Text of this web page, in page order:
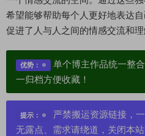
希望能够帮助每个人更好地表达
促进了人与人之间的情感交流和理
优势：
单个博主作品统一整
一归档方便收藏！
提示：
严禁搬运资源链接，
无露点、需求请绕道，关闭本站